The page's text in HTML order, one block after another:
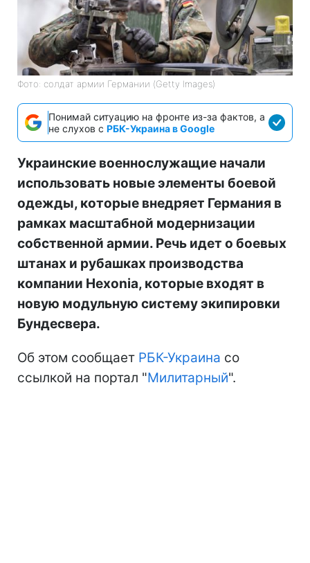
Фото: солдат армии Германии (Getty Images)
Понимай ситуацию на фронте из-за фактов, а
не слухов с РБК-Украина в Google
Украинские военнослужащие начали
использовать новые элементы боевой
одежды, которые внедряет Германия в
рамках масштабной модернизации
собственной армии. Речь идет о боевых
штанах и рубашках производства
компании Hexonia, которые входят в
новую модульную систему экипировки
Бундесвера.
Об этом сообщает РБК-Украина со
ссылкой на портал "Милитарный".